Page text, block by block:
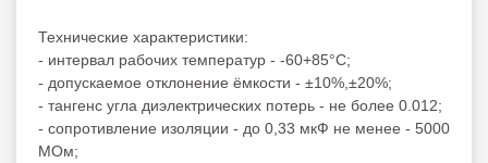
Технические характеристики:
- интервал рабочих температур - -60+85°C;
- допускаемое отклонение ёмкости - ±10%,±20%;
- тангенс угла диэлектрических потерь - не более 0.012;
- сопротивление изоляции - до 0,33 мкФ не менее - 5000
МОм;